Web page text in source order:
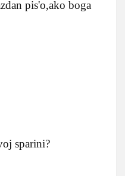
pis'o,ako boga
sparini?